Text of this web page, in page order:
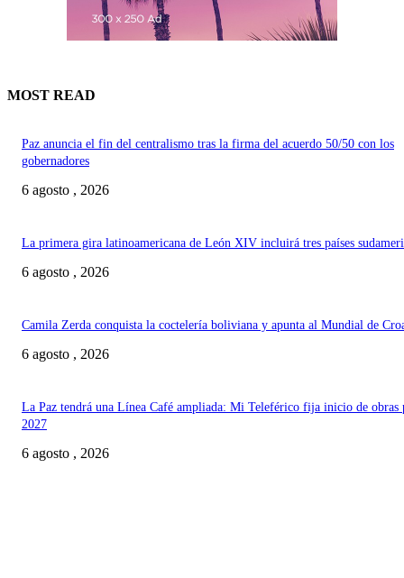
MOST READ
Paz anuncia el fin del centralismo tras la firma del acuerdo 50/50 con los
gobernadores
6 agosto , 2026
La primera gira latinoamericana de León XIV incluirá tres países
6 agosto , 2026
Camila Zerda conquista la coctelería boliviana y apunta al Mundial de
6 agosto , 2026
La Paz tendrá una Línea Café ampliada: Mi Teleférico fija inicio de obras
2027
6 agosto , 2026